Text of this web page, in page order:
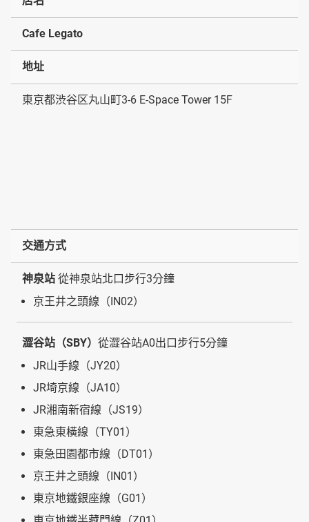
Cafe Legato
地址
東京都渋谷区丸山町3-6 E-Space Tower 15F
交通方式
神泉站 從神泉站北口步行3分鐘
京王井之頭線（IN02）
澀谷站（SBY） 從澀谷站A0出口步行5分鐘
JR山手線（JY20）
JR埼京線（JA10）
JR湘南新宿線（JS19）
東急東橫線（TY01）
東急田園都市線（DT01）
京王井之頭線（IN01）
東京地鐵銀座線（G01）